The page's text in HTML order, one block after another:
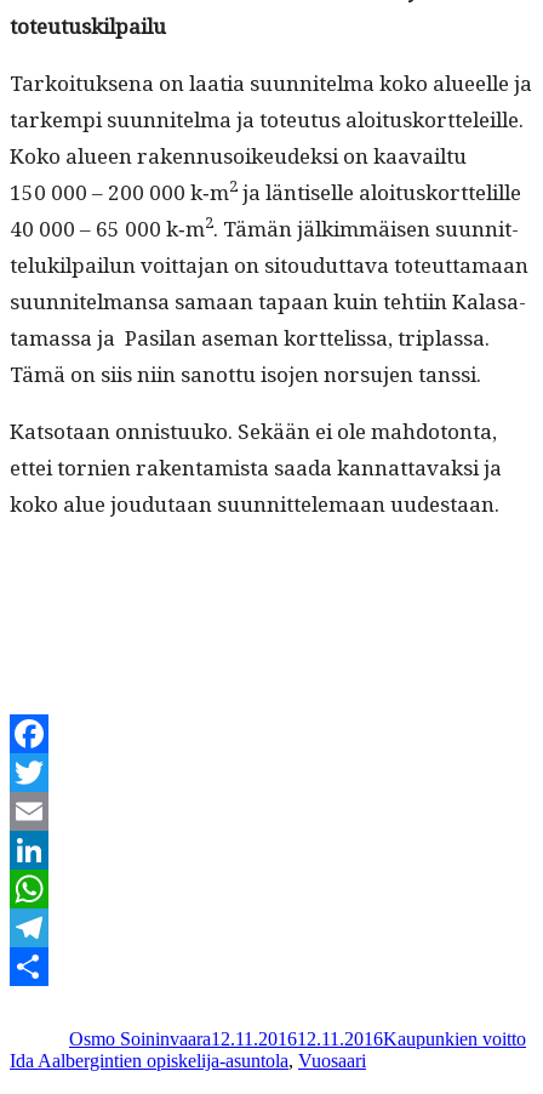
toteutuskilpailu
Tarkoituk­se­na on laa­tia suun­nitel­ma koko alueelle ja
tarkem­pi suun­nitel­ma ja toteu­tus aloi­tusko­rt­teleille.
Koko alueen raken­nu­soikeudek­si on kaavail­tu
150 000 – 200 000 k‑m2 ja län­tiselle aloi­tusko­rt­telille
40 000 – 65 000 k‑m2. Tämän jälkim­mäisen suun­nit­
teluk­il­pailun voit­ta­jan on sitoudut­ta­va toteut­ta­maan
suun­nitel­mansa samaan tapaan kuin tehti­in Kalasa­
ta­mas­sa ja Pasi­lan ase­man kort­telis­sa, triplas­sa.
Tämä on siis niin san­ot­tu iso­jen nor­su­jen tanssi.
Kat­so­taan onnis­tuuko. Sekään ei ole mah­do­ton­ta,
ettei tornien rak­en­tamista saa­da kan­nat­tavak­si ja
koko alue joudu­taan suun­nit­tele­maan uudestaan.
Facebook
Twitter
Email
LinkedIn
WhatsApp
Telegram
Osmo Soininvaara12.11.201612.11.2016Kaupunkien voitto
Ida Aalbergintien opiskelija-asuntola, Vuosaari